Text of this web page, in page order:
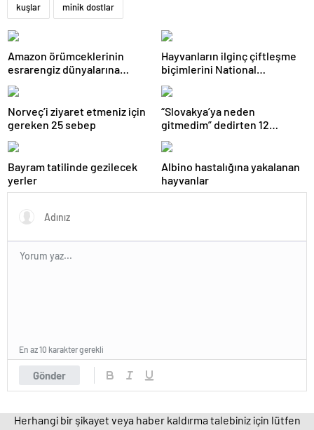
kuşlar minik dostlar
Amazon örümceklerinin
esrarengiz dünyalarına
Hayvanların ilginç çiftleşme
biçimlerini National
Norveç’i ziyaret etmeniz için
gereken 25 sebep
“Slovakya’ya neden
gitmedim” dedirten 12
Bayram tatilinde gezilecek
yerler
Albino hastalığına yakalanan
hayvanlar
Gönder
En az 10 karakter gerekli
Herhangi bir şikayet veya haber kaldırma talebiniz için lütfen